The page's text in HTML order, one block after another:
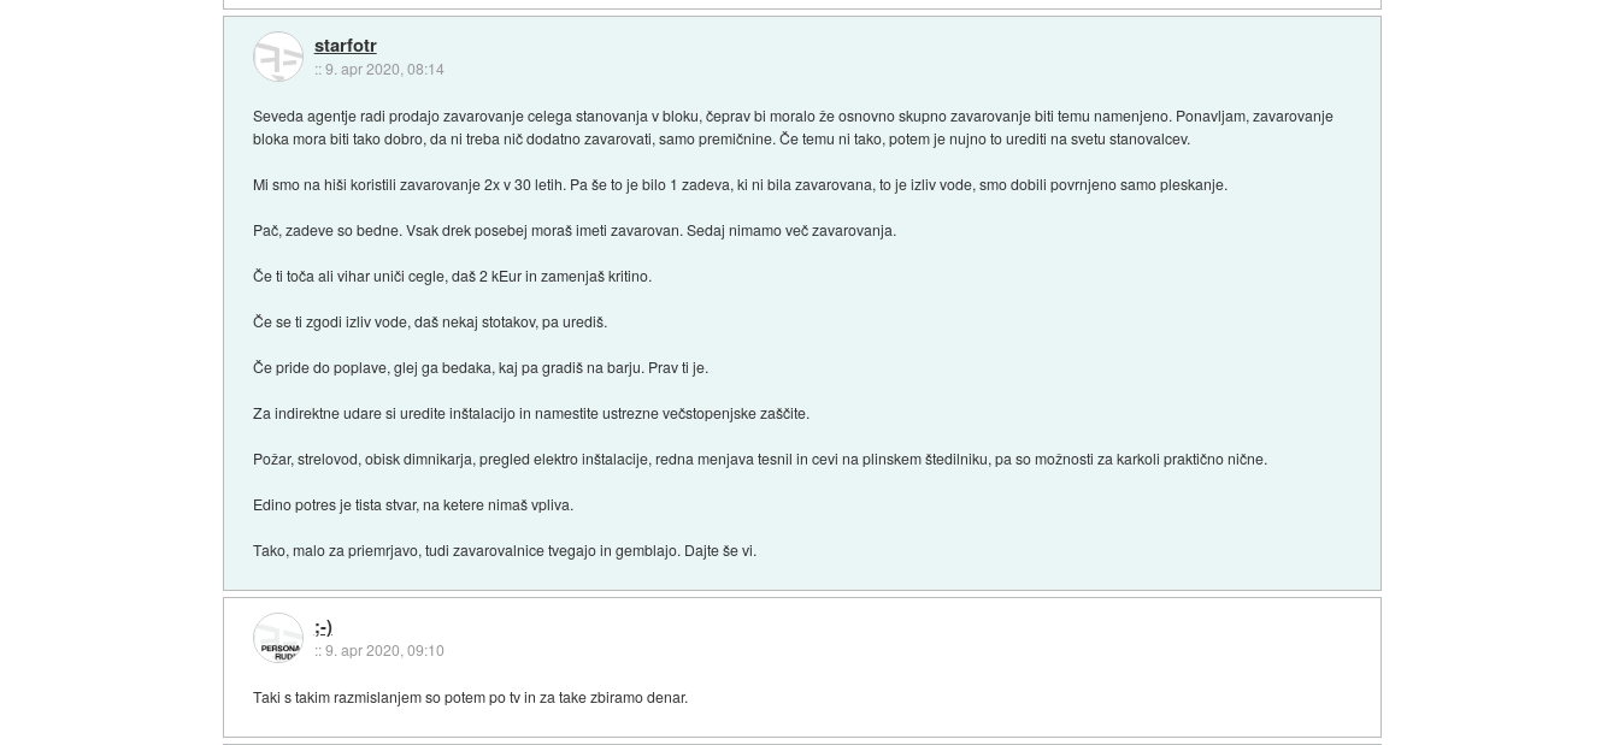
starfotr
::9. apr 2020, 08:14
Seveda agentje radi prodajo zavarovanje celega stanovanja v bloku, čeprav bi moralo že osnovno skupno zavarovanje biti temu namenjeno. Ponavljam, zavarovanje
bloka mora biti tako dobro, da ni treba nič dodatno zavarovati, samo premičnine. Če temu ni tako, potem je nujno to urediti na svetu stanovalcev.
Mi smo na hiši koristili zavarovanje 2x v 30 letih. Pa še to je bilo 1 zadeva, ki ni bila zavarovana, to je izliv vode, smo dobili povrnjeno samo pleskanje.
Pač, zadeve so bedne. Vsak drek posebej moraš imeti zavarovan. Sedaj nimamo več zavarovanja.
Če ti toča ali vihar uniči cegle, daš 2 kEur in zamenjaš kritino.
Če se ti zgodi izliv vode, daš nekaj stotakov, pa urediš.
Če pride do poplave, glej ga bedaka, kaj pa gradiš na barju. Prav ti je.
Za indirektne udare si uredite inštalacijo in namestite ustrezne večstopenjske zaščite.
Požar, strelovod, obisk dimnikarja, pregled elektro inštalacije, redna menjava tesnil in cevi na plinskem štedilniku, pa so možnosti za karkoli praktično nične.
Edino potres je tista stvar, na ketere nimaš vpliva.
Tako, malo za priemrjavo, tudi zavarovalnice tvegajo in gemblajo. Dajte še vi.
;-)
::9. apr 2020, 09:10
Taki s takim razmislanjem so potem po tv in za take zbiramo denar.